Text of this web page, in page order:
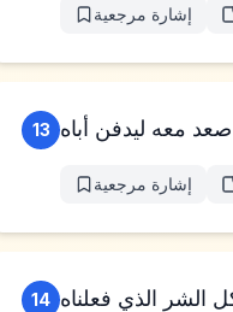
إشارة مرجعية
13
إشارة مرجعية
14 الشر الذي فعلناه